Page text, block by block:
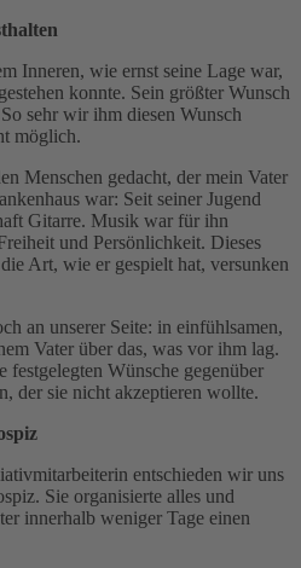
Inneren, wie ernst seine Lage war,
konnte. Sein größter Wunsch
sehr wir ihm diesen Wunsch
möglich.
Menschen gedacht, der mein Vater
war: Seit seiner Jugend
Gitarre. Musik war für ihn
und Persönlichkeit. Dieses
Art, wie er gespielt hat, versunken
an unserer Seite: in einfühlsamen,
Vater über das, was vor ihm lag.
festgelegten Wünsche gegenüber
der sie nicht akzeptieren wollte.
entschieden wir uns
Sie organisierte alles und
innerhalb weniger Tage einen